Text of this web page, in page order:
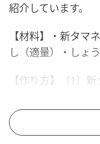
紹介しています。
【材料】・新タマ
し（適量）・しょ
【作り方】（1）
（2）水気を切っ
（3）その上にか